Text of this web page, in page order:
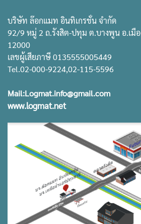
บริษัท ล๊อกแมท อินทิเกรชั่น จำกัด
92/9 หมู่ 2 ถ.รังสิต-ปทุม ต.บางพูน อ.เมื
12000
เลขผู้เสียภาษี 0135555005449
Tel.02-000-9224,02-115-5596
Mail:Logmat.info@gmail.com
www.logmat.net